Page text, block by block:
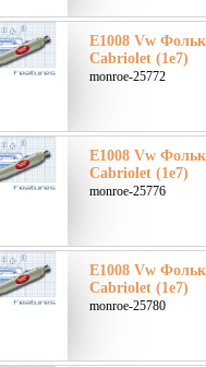
E1008 Vw
Cabriolet (1e7)
monroe-25772
E1008 Vw
Cabriolet (1e7)
monroe-25776
E1008 Vw
Cabriolet (1e7)
monroe-25780